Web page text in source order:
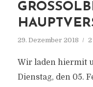
29. Dezember 2018
Wir laden hiermit
Dienstag, den 05.